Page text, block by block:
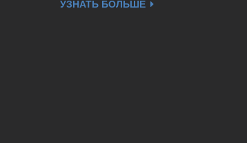
УЗНАТЬ БОЛЬШЕ